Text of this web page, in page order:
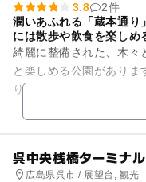
3.8
2件
潤いあふれる「蔵本通り
には散歩や飲食を楽しめ
綺麗に整備された、木々
と楽しめる公園があり
り、わんぱく盛りの子どもでも満足。 周
呉中央桟橋ターミナル
広島県呉市 / 展望台, 観光